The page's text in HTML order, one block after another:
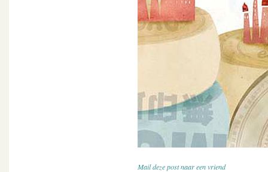
Mail deze post naar een vriend